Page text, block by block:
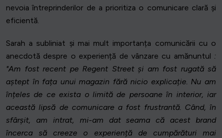
nevoia întreprinderilor de a prioritiza o comunicare clară și
eficientă.
Sarah a subliniat și mai mult importanța comunicării cu o
anecdotă despre o experiență de vânzare cu amănuntul :
"Am fost recent pe Regent Street și am fost rugată să
aștept în fața unui magazin fără nicio explicație. Nu am
înțeles de ce exista o limită de persoane în interior, iar
această lipsă de comunicare a fost frustrantă. Când, în
sfârșit, am intrat, mi-am dat seama că acest brand
încerca să creeze o experiență de cumpărături mai